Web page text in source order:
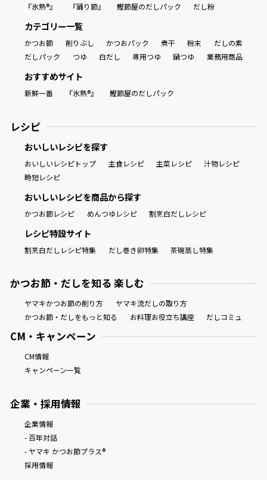
『氷熟®』
『踊り節』 鰹節屋のだしパック だし粉
カテゴリー一覧
かつお節 削りぶし かつおパック 煮干 粉末
だしの素
だしパック
つゆ 白だし 専用つゆ 鍋つゆ 業務用商品
おすすめサイト
新鮮一番 『氷熟®』 鰹節屋のだしパック
レシピ
おいしいレシピを探す
おいしいレシピトップ 主食レシピ 主菜レシピ
汁物レシピ
時短レシピ
おいしいレシピを商品から探す
かつお節レシピ めんつゆレシピ 割烹白だしレシピ
レシピ特設サイト
割烹白だしレシピ特集 だし巻き卵特集 茶碗蒸し特集
かつお節・だしを知る 楽しむ
ヤマキかつお節の削り方
ヤマキ流だしの取り方
かつお節・だしをもっと知る
お料理お役立ち講座 だしコミュ
CM・キャンペーン
CM情報
キャンペーン一覧
企業・採用情報
企業情報
- 百年対話
- ヤマキ かつお節プラス®
採用情報